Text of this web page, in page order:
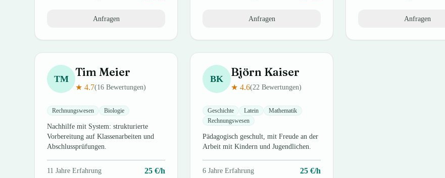
Anfragen Anfragen Anfragen
TM Tim Meier
★ 4.7(16 Bewertungen)
Rechnungswesen Biologie
Nachhilfe mit System: strukturierte
Vorbereitung auf Klassenarbeiten und
Abschlussprüfungen.
11 Jahre Erfahrung 25 €/h
BK Björn Kaiser
★ 4.6(22 Bewertungen)
Geschichte Latein
Mathematik
Rechnungswesen
Pädagogisch geschult, mit Freude an der
Arbeit mit Kindern und Jugendlichen.
6 Jahre Erfahrung 25 €/h